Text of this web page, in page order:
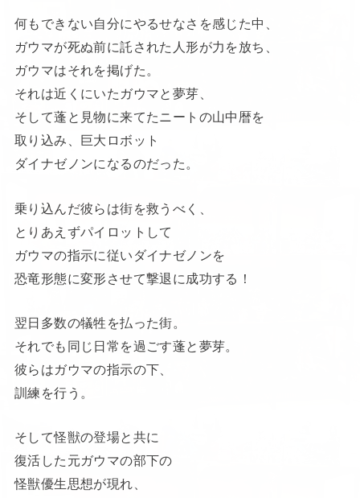
何もできない自分にやるせなさを感じた中、
ガウマが死ぬ前に託された人形が力を放ち、
ガウマはそれを掲げた。
それは近くにいたガウマと夢芽、
そして蓬と見物に来てたニートの山中暦を
取り込み、巨大ロボット
ダイナゼノンになるのだった。
乗り込んだ彼らは街を救うべく、
とりあえずパイロットして
ガウマの指示に従いダイナゼノンを
恐竜形態に変形させて撃退に成功する！
翌日多数の犠牲を払った街。
それでも同じ日常を過ごす蓬と夢芽。
彼らはガウマの指示の下、
訓練を行う。
そして怪獣の登場と共に
復活した元ガウマの部下の
怪獣優生思想が現れ、